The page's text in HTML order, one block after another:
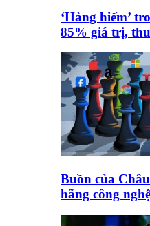
‘Hàng hiếm’
85% giá trị,
Buồn của
hãng công